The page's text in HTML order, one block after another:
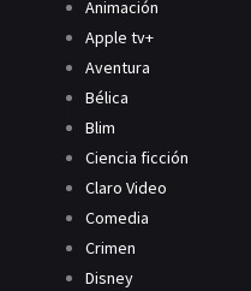
Animación
Apple tv+
Aventura
Bélica
Blim
Ciencia ficción
Claro Video
Comedia
Crimen
Disney